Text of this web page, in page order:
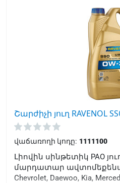
Շարժիչի յուղ RAVENOL
վաճառողի կոդը: 1111100
Լիովին սինթետիկ PAO յուղ
մարդատար
Chevrolet, Daewoo, Kia,